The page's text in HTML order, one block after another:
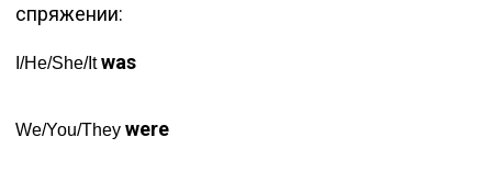
спряжении:
I/He/She/Itwas
We/You/They were